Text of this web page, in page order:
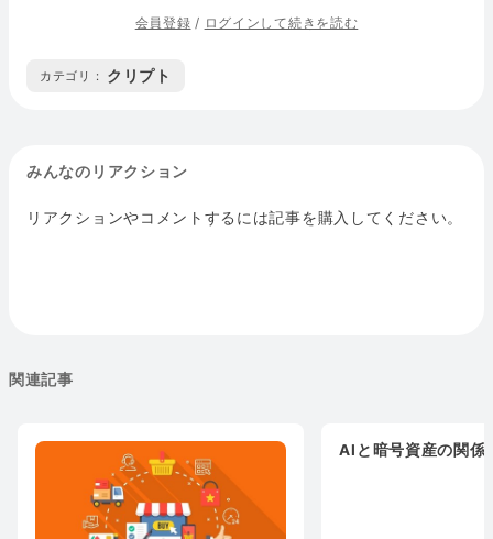
会員登録 / ログインして続きを読む
カテゴリ : クリプト
みんなのリアクション
リアクションやコメントするには記事を購入してください。
関連記事
AIと暗号資産の関係